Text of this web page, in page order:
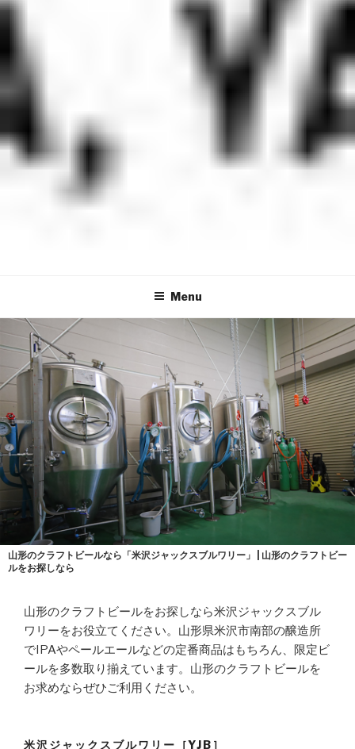
Menu
山形のクラフトビールなら「米沢ジャックスブルワリー」 | 山形のクラフトビー
ルをお探しなら
山形のクラフトビールをお探しなら米沢ジャックスブル
ワリーをお役立てください。山形県米沢市南部の醸造所
でIPAやペールエールなどの定番商品はもちろん、限定ビ
ールを多数取り揃えています。山形のクラフトビールを
お求めならぜひご利用ください。
米沢ジャックスブルワリー［YJB］